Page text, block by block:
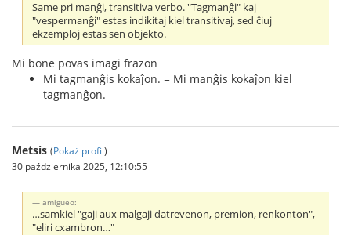
Same pri manĝi, transitiva verbo. "Tagmanĝi" kaj
"vespermanĝi" estas indikitaj kiel transitivaj, sed ĉiuj
ekzemploj estas sen objekto.
Mi bone povas imagi frazon
Mi tagmanĝis kokaĵon. = Mi manĝis kokaĵon kiel
tagmanĝon.
Metsis (Pokaż profil)
30 października 2025, 12:10:55
amigueo:
…samkiel "gaji aux malgaji datrevenon, premion, renkonton",
"eliri cxambron…"